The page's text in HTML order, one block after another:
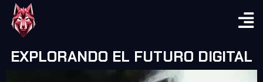
EXPLORANDO EL FUTURO DIGITAL